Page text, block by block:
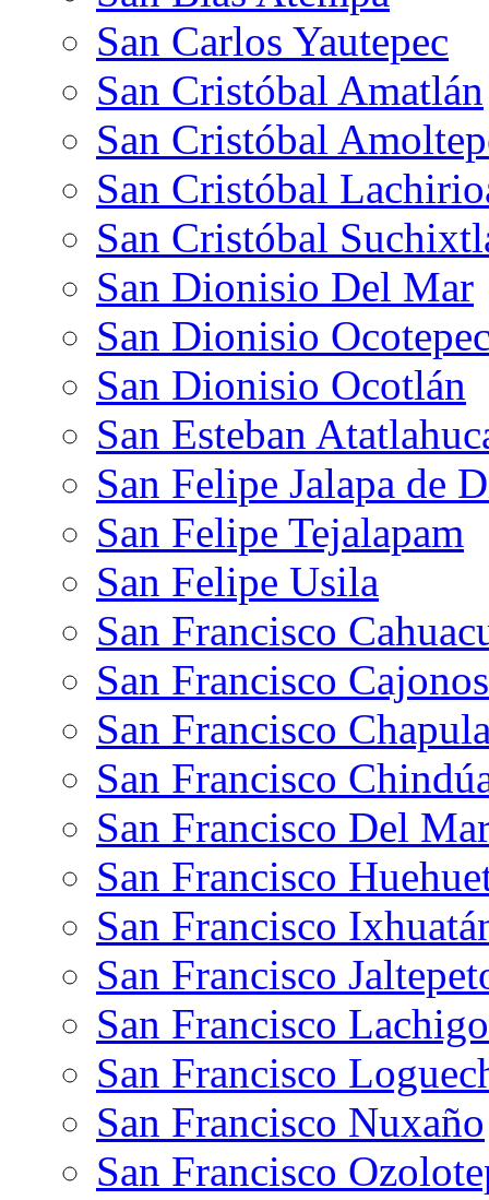
San Carlos Yautepec
San Cristóbal Amatlán
San Cristóbal
San Cristóbal
San Cristóbal
San Dionisio Del Mar
San Dionisio
San Dionisio Ocotlán
San Esteban
San Felipe Jalapa de
San Felipe Tejalapam
San Felipe Usila
San Francisco
San Francisco Cajonos
San Francisco
San Francisco
San Francisco Del
San Francisco
San Francisco
San Francisco
San Francisco
San Francisco
San Francisco Nuxaño
San Francisco